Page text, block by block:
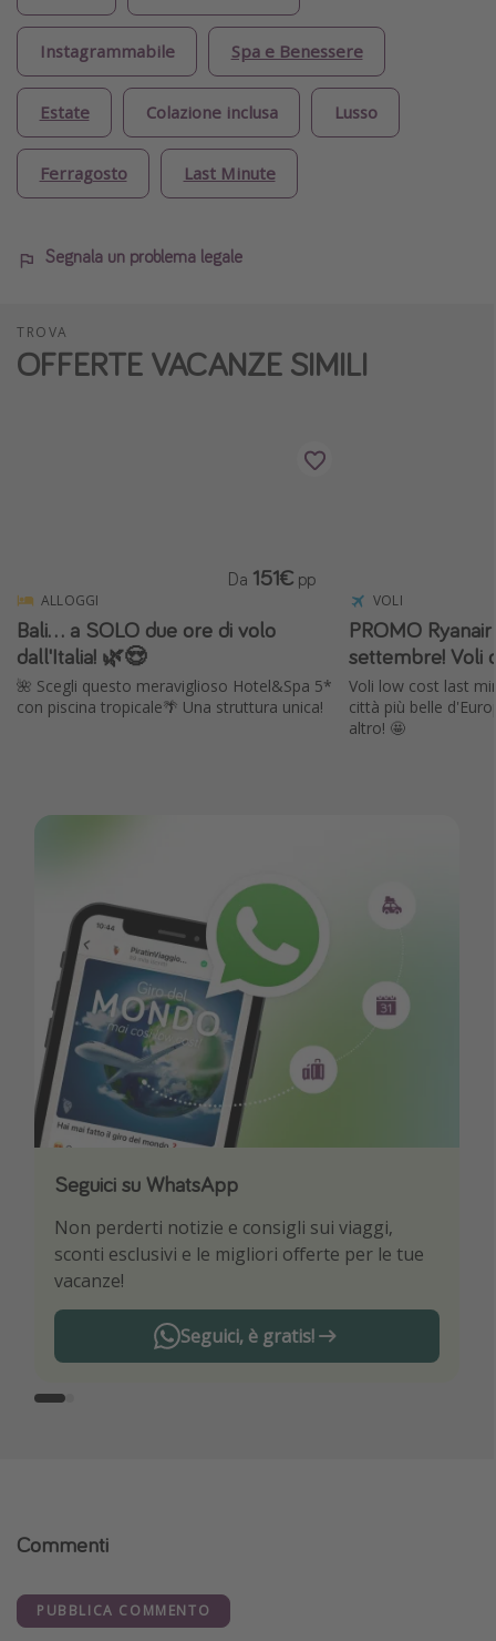
Instagrammabile Spa e Benessere
Estate Colazione inclusa Lusso
Ferragosto Last Minute
Segnala un problema legale
TROVA
OFFERTE VACANZE SIMILI
ALLOGGI
Bali... a SOLO due ore di volo
dall'Italia! 🌿😍
🌺 Scegli questo meraviglioso Hotel&Spa 5*
con piscina tropicale🌴 Una struttura unica!
Da 151€ pp
VOLI
PROMO
settembre! Voli
Voli low cost last
città più belle
altro! 🤩
Seguici su WhatsApp
Non perderti notizie e consigli sui viaggi,
sconti esclusivi e le migliori offerte per le tue
vacanze!
Seguici, è gratis!
Scarica la nostra App
Sii il primo a conoscere le migliori offerte di
viaggio
Commenti
PUBBLICA COMMENTO